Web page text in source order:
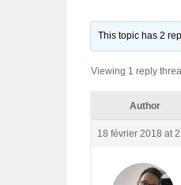
This topic has 2
Viewing 1 reply
Author
18 février 2018 at